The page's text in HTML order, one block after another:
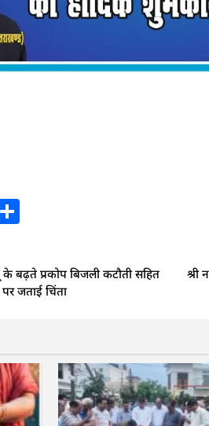
के बढ़ते प्रकोप बिजली कटौती सहित
जताई चिंता
श्री